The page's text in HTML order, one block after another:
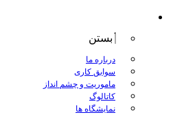
بستن
درباره ما
سوابق کاری
ماموریت و چشم انداز
کاتالوگ
نمایشگاه ها